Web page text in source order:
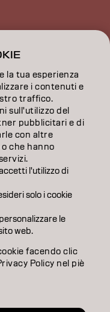
la tua esperienza
i contenuti e
traffico.
sull'utilizzo del
pubblicitari e di
con altre
che hanno
l'utilizzo di
solo i cookie
le
web.
facendo clic
Policy nel piè